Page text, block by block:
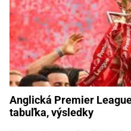
Anglická Premier
tabuľka, výsledky